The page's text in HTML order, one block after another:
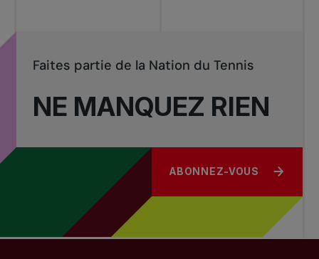
NE MANQUEZ RIEN
Faites partie de la Nation du Tennis
ABONNEZ-VOUS